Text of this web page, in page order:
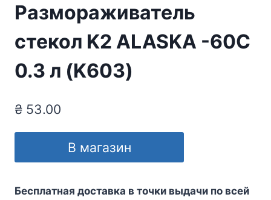
Размораживатель
стекол K2 ALASKA -60C
0.3 л (K603)
₴ 53.00
В магазин
Бесплатная доставка в точки выдачи по всей